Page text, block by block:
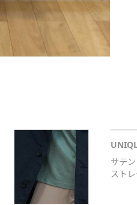
サテ
スト